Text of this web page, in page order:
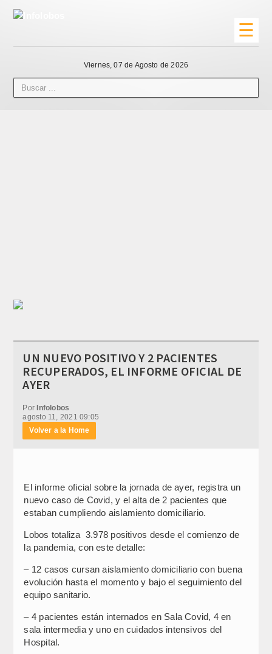
☰
Viernes, 07 de Agosto de 2026
UN NUEVO POSITIVO Y 2 PACIENTES
RECUPERADOS, EL INFORME OFICIAL DE
AYER
Por Infolobos
agosto 11, 2021 09:05
Volver a la Home
El informe oficial sobre la jornada de ayer, registra un
nuevo caso de Covid, y el alta de 2 pacientes que
estaban cumpliendo aislamiento domiciliario.
Lobos totaliza 3.978 positivos desde el comienzo de
la pandemia, con este detalle:
– 12 casos cursan aislamiento domiciliario con buena
evolución hasta el momento y bajo el seguimiento del
equipo sanitario.
– 4 pacientes están internados en Sala Covid, 4 en
sala intermedia y uno en cuidados intensivos del
Hospital.